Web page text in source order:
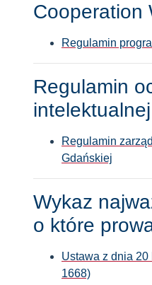
Cooperation
Regulamin
Regulamin
intelektualnej
Regulamin
Gdańskiej
Wykaz
o które
Ustawa z dnia
1668)